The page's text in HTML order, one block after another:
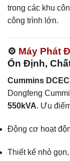
trong các khu
công trình lớn.
⚙️ Máy Phát
Ổn Định,
Cummins DCEC
Dongfeng
550kVA. Ưu
Động cơ hoạt
Thiết kế nhỏ